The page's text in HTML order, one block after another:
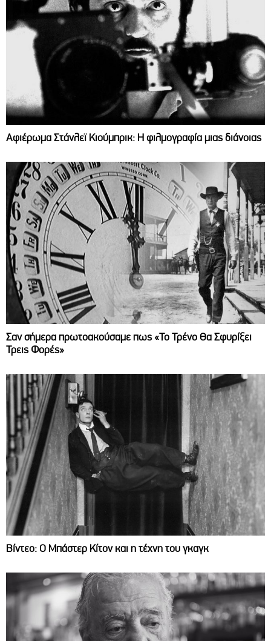
Αφιέρωμα Στάνλεϊ Κιούμπρικ: Η φιλμογραφία μιας διάνοιας
Σαν σήμερα πρωτοακούσαμε πως «Το Τρένο Θα Σφυρίξει
Τρεις Φορές»
Βίντεο: Ο Μπάστερ Κίτον και η τέχνη του γκαγκ